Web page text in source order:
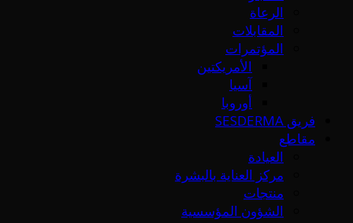
الرعاة
المقابلات
المؤتمرات
الأمريكتين
آسيا
أوروبا
فريق SESDERMA
مقاطع
العيادة
مركز العناية بالبشرة
منتجات
الشؤون المؤسسية